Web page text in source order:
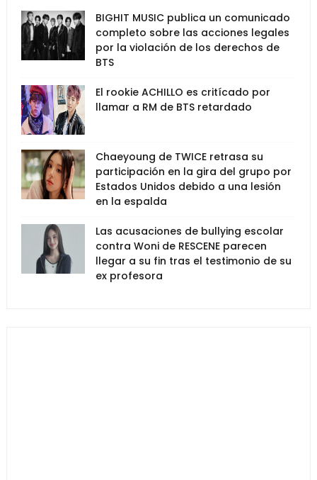
BIGHIT MUSIC publica un comunicado
completo sobre las acciones legales
por la violación de los derechos de
BTS
El rookie ACHILLO es critícado por
llamar a RM de BTS retardado
Chaeyoung de TWICE retrasa su
participación en la gira del grupo por
Estados Unidos debido a una lesión
en la espalda
Las acusaciones de bullying escolar
contra Woni de RESCENE parecen
llegar a su fin tras el testimonio de su
ex profesora